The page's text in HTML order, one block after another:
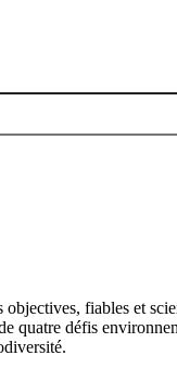
fiables et
quatre défis